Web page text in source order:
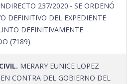
237/2020.- SE ORDENÓ
DEFINITIVO DEL EXPEDIENTE
DEFINITIVAMENTE
(7189)
MERARY EUNICE LOPEZ
CONTRA DEL GOBIERNO DEL